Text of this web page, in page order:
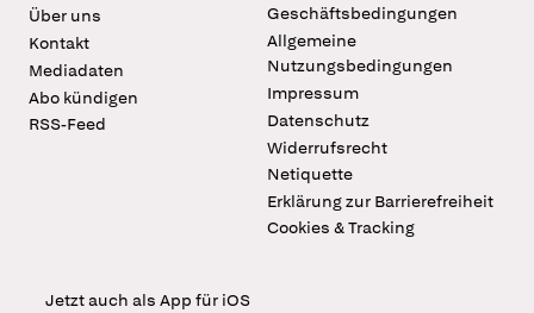
Über uns
Kontakt
Mediadaten
Abo kündigen
RSS-Feed
Geschäftsbedingungen
Allgemeine
Nutzungsbedingungen
Impressum
Datenschutz
Widerrufsrecht
Netiquette
Erklärung zur Barrierefreiheit
Cookies & Tracking
Jetzt auch als App für iOS